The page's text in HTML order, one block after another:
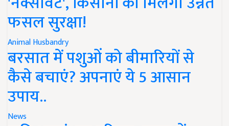
फसल सुरक्षा!
Animal Husbandry
बरसात में पशुओं को बीमारियों से
कैसे बचाएं? अपनाएं ये 5 आसान
उपाय..
News